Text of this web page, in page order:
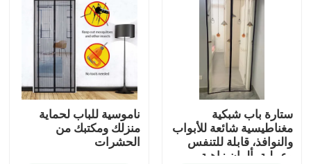
المنتجات
حول بنا
ضبط الجودة
اتصل بنا
ستارة باب شبكية
مغناطيسية شائعة للأبواب
والنوافذ، قابلة للتنفس
وعملية بألوان زاهية
ناموسية للباب لحماية
منزلك ومكتبك من
الحشرات